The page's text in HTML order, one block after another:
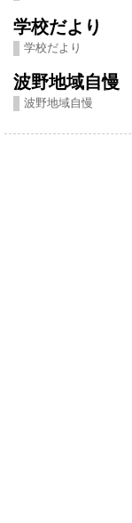
学校だより
学校だより
波野地域自慢
波野地域自慢